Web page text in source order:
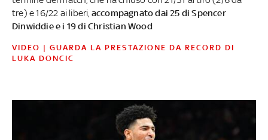
tre) e 16/22 ai liberi, accompagnato dai 25 di Spencer
Dinwiddie e i 19 di Christian Wood
VIDEO | GUARDA LA PRESTAZIONE DA RECORD DI
LUKA DONCIC